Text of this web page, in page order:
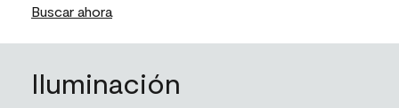
Buscar ahora
Iluminación